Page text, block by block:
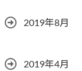
2019年8月
2019年4月